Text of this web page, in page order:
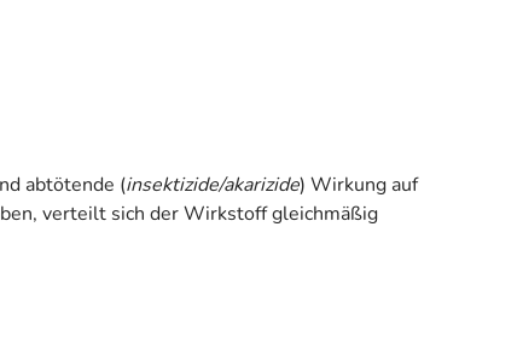
abtötende (insektizide/akarizide) Wirkung auf
verteilt sich der Wirkstoff gleichmäßig